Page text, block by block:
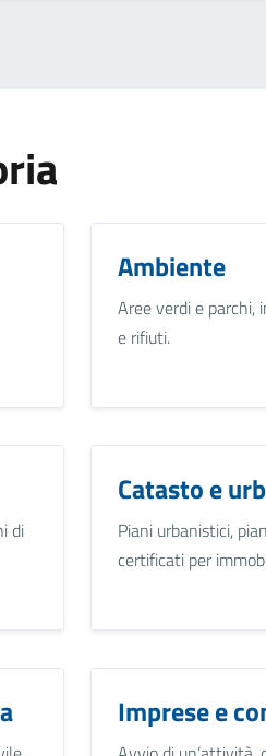
Ambiente
Aree verdi e parchi,
e rifiuti.
di
Catasto e
Piani urbanistici,
certificati per
Imprese e